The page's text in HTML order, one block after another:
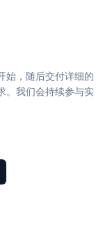
始，随后交付详细的
。我们会持续参与实